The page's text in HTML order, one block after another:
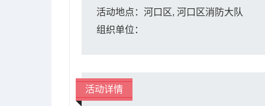
活动地点：河口区, 河口区消防大队
组织单位：
活动详情